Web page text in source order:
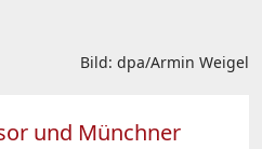
Bild: dpa/Armin Weigel
und Münchner